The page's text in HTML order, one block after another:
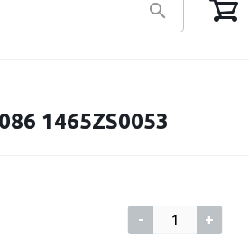
1465ZS0053
- +